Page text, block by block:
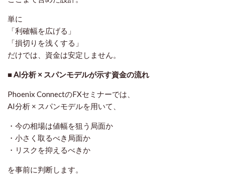
単に
「利確幅を広げる」
「損切りを浅くする」
だけでは、資金は安定しません。
■ AI分析 × スパンモデルが示す資金の流れ
Phoenix ConnectのFXセミナーでは、
AI分析 × スパンモデルを用いて、
・今の相場は値幅を狙う局面か
・小さく取るべき局面か
・リスクを抑えるべきか
を事前に判断します。